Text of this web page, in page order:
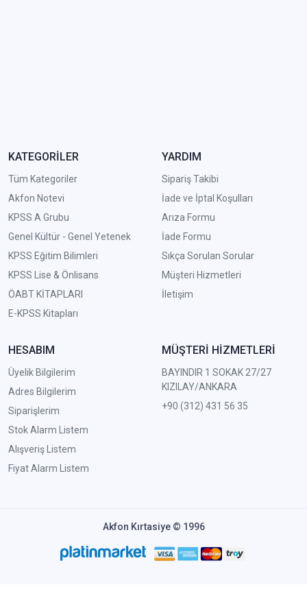
KATEGORİLER
Tüm Kategoriler
Akfon Notevi
KPSS A Grubu
Genel Kültür - Genel Yetenek
KPSS Eğitim Bilimleri
KPSS Lise & Önlisans
ÖABT KİTAPLARI
E-KPSS Kitapları
YARDIM
Sipariş Takibi
İade ve İptal Koşulları
Arıza Formu
İade Formu
Sıkça Sorulan Sorular
Müşteri Hizmetleri
İletişim
HESABIM
Üyelik Bilgilerim
Adres Bilgilerim
Siparişlerim
Stok Alarm Listem
Alışveriş Listem
Fiyat Alarm Listem
MÜŞTERİ HİZMETLERİ
BAYINDIR 1 SOKAK 27/27
KIZILAY/ANKARA
+90 (312) 431 56 35
Akfon Kırtasiye © 1996